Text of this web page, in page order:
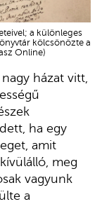
a különleges
kölcsönözte a
Online)
házat vitt,
ha egy
amit
meg
vagyunk
a